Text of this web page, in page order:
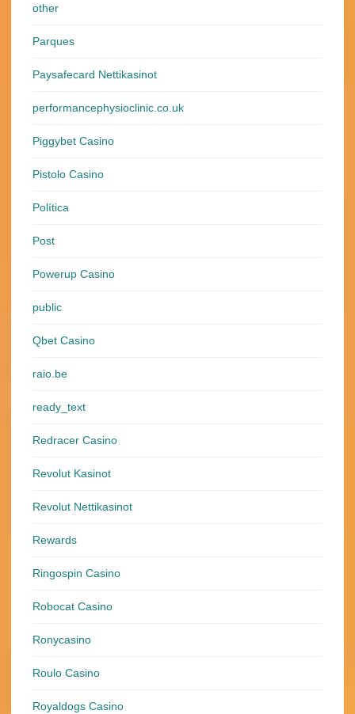
other
Parques
Paysafecard Nettikasinot
performancephysioclinic.co.uk
Piggybet Casino
Pistolo Casino
Política
Post
Powerup Casino
public
Qbet Casino
raio.be
ready_text
Redracer Casino
Revolut Kasinot
Revolut Nettikasinot
Rewards
Ringospin Casino
Robocat Casino
Ronycasino
Roulo Casino
Royaldogs Casino